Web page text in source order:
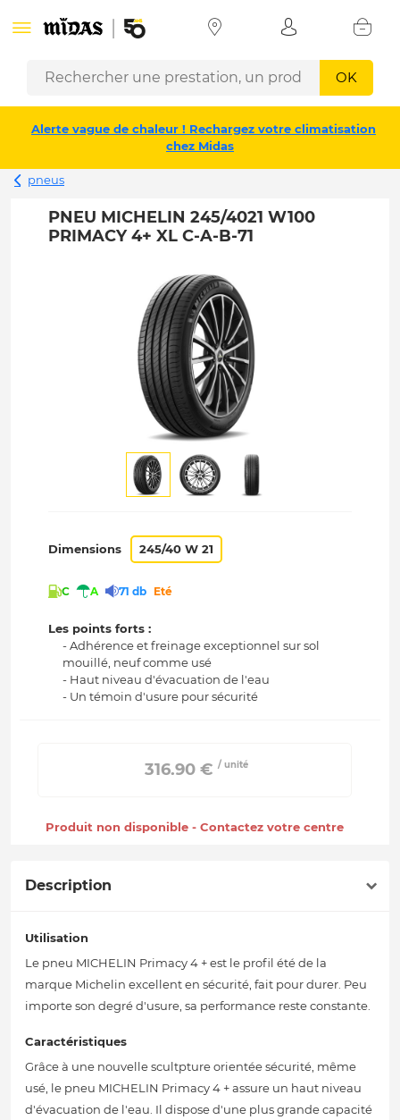
OK
Alerte vague de chaleur ! Rechargez votre climatisation
chez Midas
pneus
PNEU MICHELIN 245/4021 W100
PRIMACY 4+ XL C-A-B-71
Dimensions 245/40 W 21
C A 71 db Eté
Les points forts :
- Adhérence et freinage exceptionnel sur sol
mouillé, neuf comme usé
- Haut niveau d'évacuation de l'eau
- Un témoin d'usure pour sécurité
316.90 € / unité
Produit non disponible - Contactez votre centre
Description
Utilisation
Le pneu MICHELIN Primacy 4 + est le profil été de la
marque Michelin excellent en sécurité, fait pour durer. Peu
importe son degré d'usure, sa performance reste constante.
Caractéristiques
Grâce à une nouvelle scultpture orientée sécurité, même
usé, le pneu MICHELIN Primacy 4 + assure un haut niveau
d'évacuation de l'eau. Il dispose d'une plus grande capacité